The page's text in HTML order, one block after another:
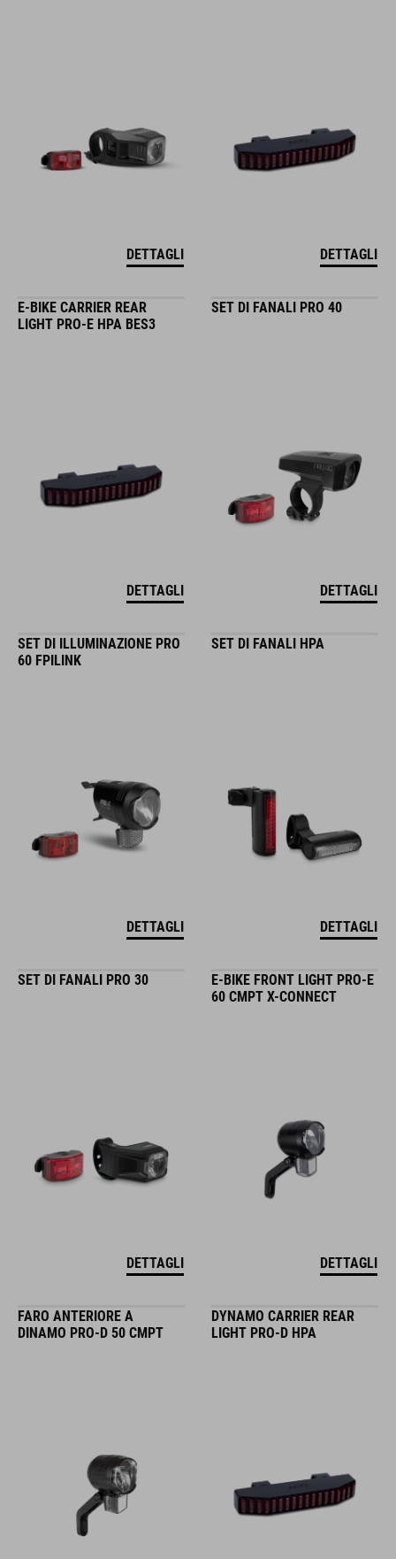
DETTAGLI DETTAGLI
E-BIKE CARRIER REAR
LIGHT PRO-E HPA BES3
DETTAGLI
SET DI FANALI PRO 40
DETTAGLI
SET DI ILLUMINAZIONE PRO
60 FPILINK
DETTAGLI
SET DI FANALI HPA
DETTAGLI
SET DI FANALI PRO 30
DETTAGLI
E-BIKE FRONT LIGHT PRO-E
60 CMPT X-CONNECT
DETTAGLI
FARO ANTERIORE A
DINAMO PRO-D 50 CMPT
DYNAMO CARRIER REAR
LIGHT PRO-D HPA